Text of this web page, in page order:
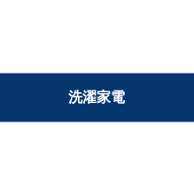
洗濯家電